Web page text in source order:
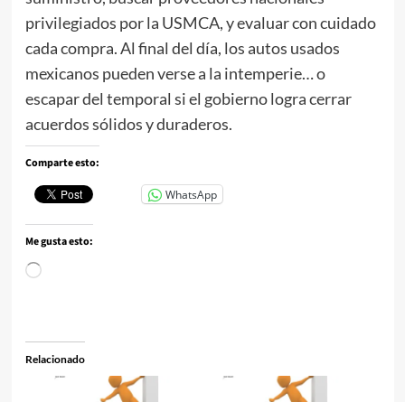
privilegiados por la USMCA, y evaluar con cuidado
cada compra. Al final del día, los autos usados
mexicanos pueden verse a la intemperie… o
escapar del temporal si el gobierno logra cerrar
acuerdos sólidos y duraderos.
Comparte esto:
WhatsApp
Me gusta esto:
Cargando...
Relacionado